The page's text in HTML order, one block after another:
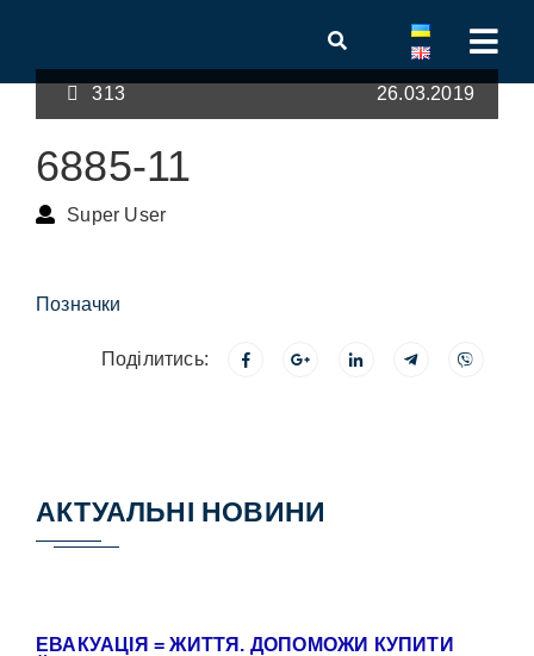
313 26.03.2019
6885-11
Super User
Позначки
Поділитись:
АКТУАЛЬНІ НОВИНИ
ЕВАКУАЦІЯ = ЖИТТЯ. ДОПОМОЖИ КУПИТИ